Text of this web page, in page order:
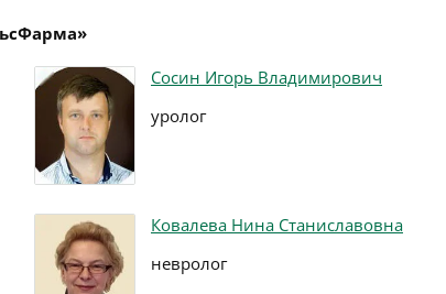
Сосин Игорь Владимирович
уролог
Ковалева Нина Станиславовна
невролог